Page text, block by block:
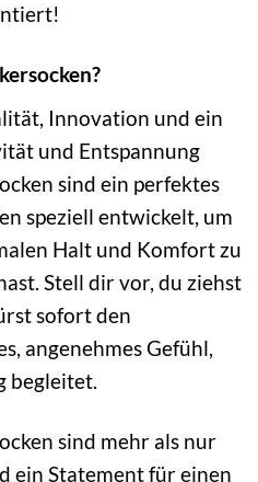
Innovation und ein
und Entspannung
sind ein perfektes
speziell entwickelt, um
Halt und Komfort zu
Stell dir vor, du ziehst
sofort den
angenehmes Gefühl,
begleitet.
sind mehr als nur
ein Statement für einen